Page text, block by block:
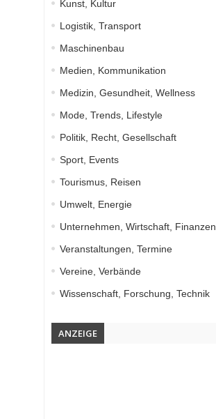
Kunst, Kultur
Logistik, Transport
Maschinenbau
Medien, Kommunikation
Medizin, Gesundheit, Wellness
Mode, Trends, Lifestyle
Politik, Recht, Gesellschaft
Sport, Events
Tourismus, Reisen
Umwelt, Energie
Unternehmen, Wirtschaft, Finanzen
Veranstaltungen, Termine
Vereine, Verbände
Wissenschaft, Forschung, Technik
ANZEIGE